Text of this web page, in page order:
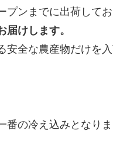
プンまでに出荷して
届けします。
安全な農産物だけを入
番の冷え込みとなり